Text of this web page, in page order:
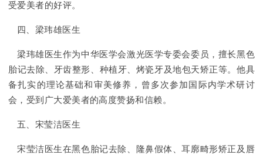
受爱美者的好评。
四、梁玮雄医生
梁玮雄医生作为中华医学会激光医学专委会委员，擅长黑色
胎记去除、牙齿整形、种植牙、烤瓷牙及地包天矫正等。他具
备扎实的理论基础和审美修养，曾多次参加国际内学术研讨
会，受到广大爱美者的高度赞扬和信赖。
五、宋莹洁医生
宋莹洁医生在黑色胎记去除、隆鼻假体、耳廓畸形矫正及唇